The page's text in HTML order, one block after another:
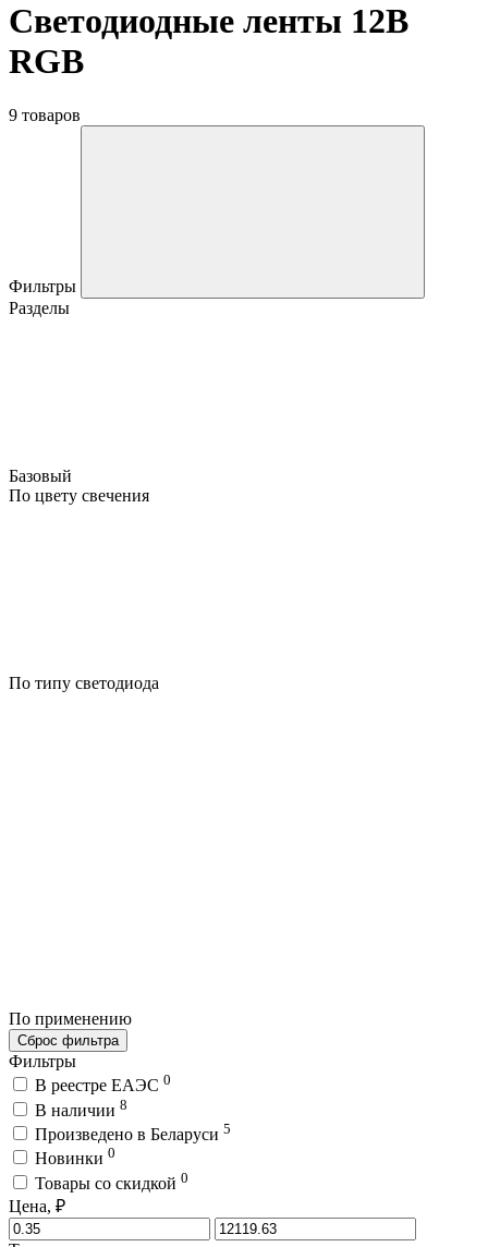
Светодиодные ленты 12В
RGB
9 товаров
Фильтры
Разделы
Базовый
По цвету свечения
По типу светодиода
По применению
Сброс фильтра
Фильтры
В реестре ЕАЭС 0
В наличии 8
Произведено в Беларуси 5
Новинки 0
Товары со скидкой 0
Цена, ₽